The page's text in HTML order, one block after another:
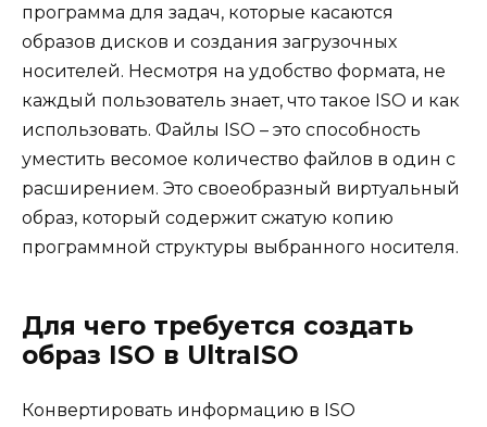
программа для задач, которые касаются
образов дисков и создания загрузочных
носителей. Несмотря на удобство формата, не
каждый пользователь знает, что такое ISO и как
использовать. Файлы ISO – это способность
уместить весомое количество файлов в один с
расширением. Это своеобразный виртуальный
образ, который содержит сжатую копию
программной структуры выбранного носителя.
Для чего требуется создать
образ ISO в UltraISO
Конвертировать информацию в ISO